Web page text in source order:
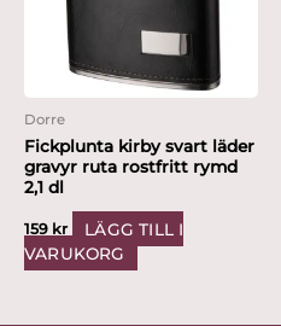
Dorre
Fickplunta kirby svart läder
gravyr ruta rostfritt rymd
2,1 dl
159 kr
LÄGG TILL I
VARUKORG